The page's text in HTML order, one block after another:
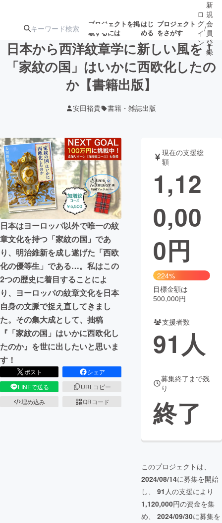
プロジェクトを掲
載するには
はじ
める
プロジェクト
をさがす
注目のリ 注目の新着プロ募集終了が近いプ
テクノロジー・ガジェット
映像・映画 書籍・雑誌
ビジネス・起業 チャレンジ
まちづくり・地域活性化
CAMPFIRE for Social Good
CAMPFIRE Creation
CAMPFIREふるさと納税 machi-ya コミュニティ
ロ
グ
イ
ン
/
新
規
会
員
登
録
日本から西洋紋章学に新しい風を！
「家紋の国」はいかに西欧化したの
か【書籍出版】
安田裕貴 書籍・雑誌出版
日本はヨーロッパ以外で唯一の紋
章文化を持つ「家紋の国」であ
り、明治維新を成し遂げた「西欧
化の優等生」である…。私はこの
2つの歴史に着目することによ
り、ヨーロッパの紋章文化を日本
自身の文脈で捉え直してきまし
た。その集大成として、拙稿
『「家紋の国」はいかに西欧化し
たのか』を世に出したいと思いま
す！
ポスト
シェア
LINEで送る
URLコピー
埋め込み
QRコード
現在の支援総
額
1,12
0,00
0円
224%
目標金額は
500,000円
支援者数
91 人
募集終了まで残
り
終了
このプロジェクトは、
2024/08/14に募集を開始
し、 91 人の支援により
1,120,000円の資金を集
め、 2024/09/30に募集を